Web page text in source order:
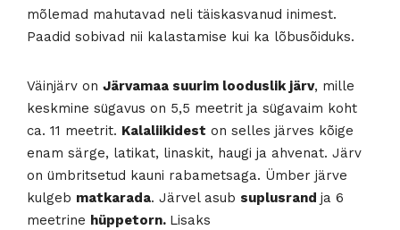
mõlemad mahutavad neli täiskasvanud inimest.
Paadid sobivad nii kalastamise kui ka lõbusõiduks.
Väinjärv on Järvamaa suurim looduslik järv, mille
keskmine sügavus on 5,5 meetrit ja sügavaim koht
ca. 11 meetrit. Kalaliikidest on selles järves kõige
enam särge, latikat, linaskit, haugi ja ahvenat. Järv
on ümbritsetud kauni rabametsaga. Ümber järve
kulgeb matkarada. Järvel asub suplusrand ja 6
meetrine hüppetorn. Lisaks